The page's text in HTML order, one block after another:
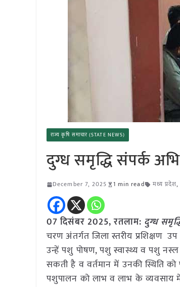
राज्य कृषि समाचार (STATE NEWS)
दुग्ध समृद्धि संपर्क
December 7, 2025 1 min read मध्य प्रदेश
07 दिसंबर 2025,रतलाम: दुग्ध
चरण अंतर्गत जिला स्तरीय प्रशिक्षण उप
उन्हें पशु पोषण, पशु स्वास्थ्य व पशु
सकती है व वर्तमान में उनकी स्थिति
पशुपालन को लाभ व लाभ के व्यवसाय